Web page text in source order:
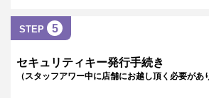
STEP 5
セキュリティキー発行手続き
（スタッフアワー中に店舗にお越し頂く必要があ